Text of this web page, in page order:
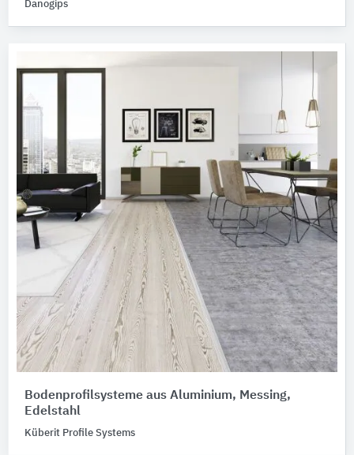
Danogips
Bodenprofilsysteme aus Aluminium, Messing,
Edelstahl
Küberit Profile Systems